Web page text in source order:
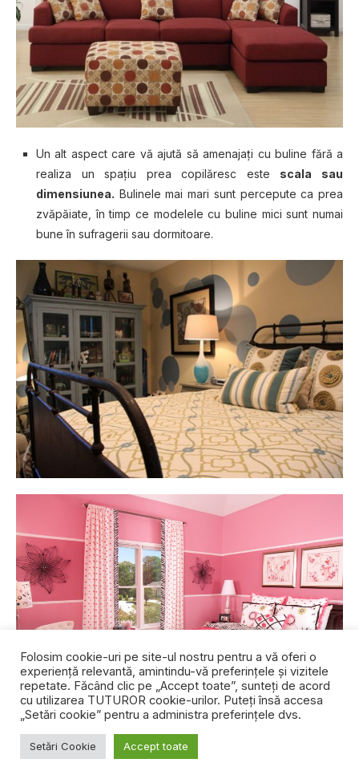
Un alt aspect care vă ajută să amenajați cu buline fără a
realiza un spațiu prea copilăresc este scala sau
dimensiunea. Bulinele mai mari sunt percepute ca prea
zvăpăiate, în timp ce modelele cu buline mici sunt numai
bune în sufragerii sau dormitoare.
Chiar și spațiile grandioase, cu mare pompă, au
nevoie de un moment de distracție ici și colo.
Folosim cookie-uri pe site-ul nostru pentru a vă oferi o
experiență relevantă, amintindu-vă preferințele și vizitele
repetate. Făcând clic pe „Accept toate”, sunteți de acord
cu utilizarea TUTUROR cookie-urilor. Puteți însă accesa
„Setări cookie” pentru a administra preferințele dvs.
Setări Cookie Accept toate